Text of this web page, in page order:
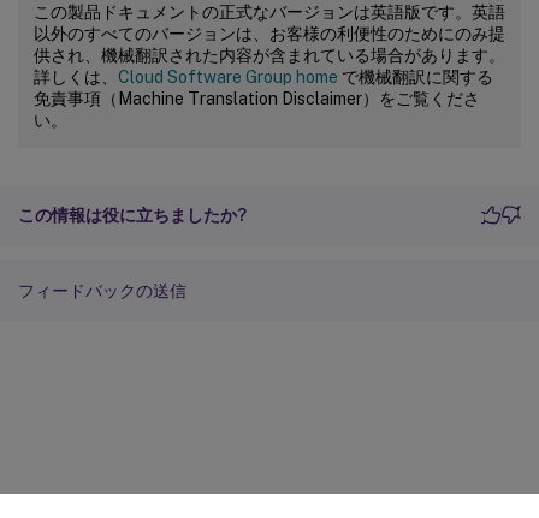
この製品ドキュメントの正式なバージョンは英語版です。英語
以外のすべてのバージョンは、お客様の利便性のためにのみ提
供され、機械翻訳された内容が含まれている場合があります。
詳しくは、 Cloud Software Group home で機械翻訳に関する
免責事項（Machine Translation Disclaimer）をご覧くださ
い。
この情報は役に立ちましたか?
フィードバックの送信